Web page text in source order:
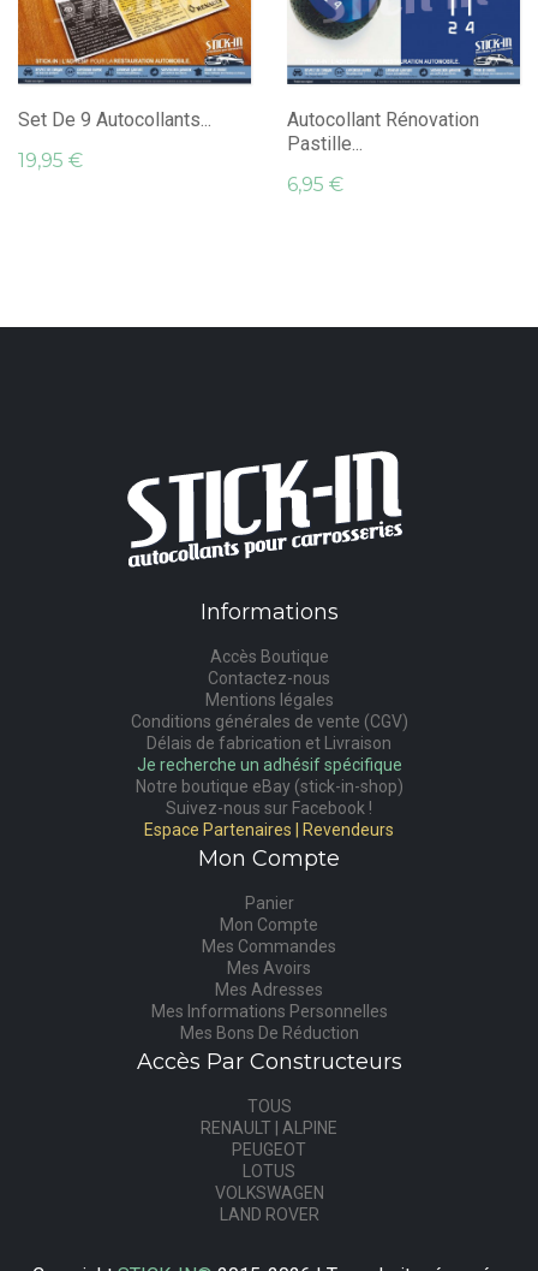
Set De 9 Autocollants...
19,95 €
Autocollant Rénovation
Pastille...
6,95 €
Informations
Accès Boutique
Contactez-nous
Mentions légales
Conditions générales de vente (CGV)
Délais de fabrication et Livraison
Je recherche un adhésif spécifique
Notre boutique eBay (stick-in-shop)
Suivez-nous sur Facebook !
Espace Partenaires | Revendeurs
Mon Compte
Panier
Mon Compte
Mes Commandes
Mes Avoirs
Mes Adresses
Mes Informations Personnelles
Mes Bons De Réduction
Accès Par Constructeurs
TOUS
RENAULT | ALPINE
PEUGEOT
LOTUS
VOLKSWAGEN
LAND ROVER